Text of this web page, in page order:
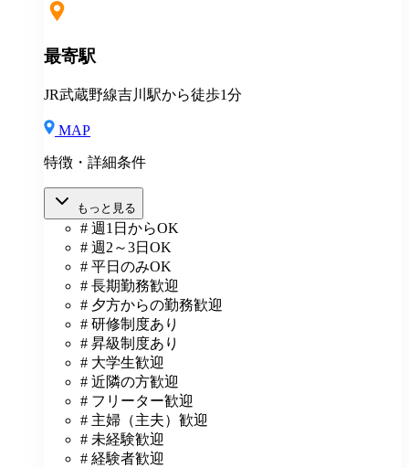
最寄駅
JR武蔵野線吉川駅から徒歩1分
MAP
特徴・詳細条件
もっと見る
# 週1日からOK
# 週2～3日OK
# 平日のみOK
# 長期勤務歓迎
# 夕方からの勤務歓迎
# 研修制度あり
# 昇級制度あり
# 大学生歓迎
# 近隣の方歓迎
# フリーター歓迎
# 主婦（主夫）歓迎
# 未経験歓迎
# 経験者歓迎